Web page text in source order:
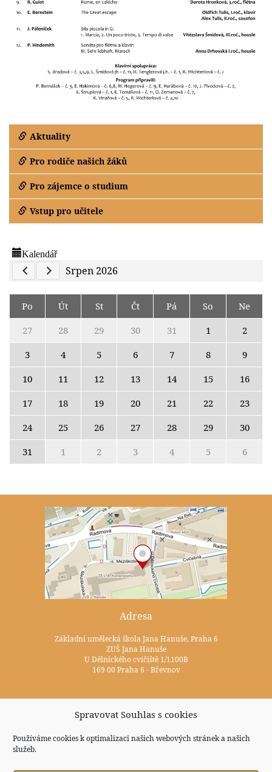
Spravovat Souhlas s cookies
Používáme cookies k optimalizaci našich webových stránek a našich
služeb.
Aktuality
Pro rodiče našich žáků
Pro zájemce o studium
Vstup pro učitele
Kalendář
Previous Calendar
Next Calendar
Srpen 2026
Po Út St Čt Pá So
Ne
27
28 29 30 31 1
2
3
4 5 6 7 8
9
10
11 12 13 14 15
16
17
18 19 20 21 22
23
24
25 26 27 28 29
30
31
1 2 3 4 5 6
Adresa
Základní umělecká škola Jana Hanuše, Praha 6
ZUŠ Jana Hanuše
U Dělnického cvičiště 1/1100B
169 00 Praha 6 - Břevnov